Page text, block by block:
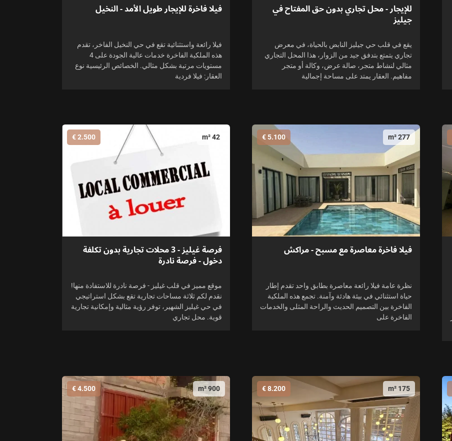
للإيجار - محل تجاري بدون حق المفتاح في
جيليز
يقع في قلب حي جيليز النابض بالحياة، في معرض
تجاري يتمتع بتدفق جيد من الزوار، هذا المحل التجاري
مثالي لنشاط متجر، صالة عرض، وكالة أو متجر
مفاهيم. العقار يمتد على مساحة إجمالية
فيلا فاخرة للإيجار طويل الأمد - النخيل
فيلا رائعة واستثنائية تقع في حي النخيل الفاخر، تقدم
هذه الملكية الفاخرة خدمات عالية الجودة على 4
مستويات مرتبة بشكل مثالي. الخصائص الرئيسية نوع
العقار: فيلا فردية
277 m²
5.100 €
فيلا فاخرة معاصرة مع مسبح - مراكش
نظرة عامة فيلا رائعة معاصرة بطابق واحد تقدم إطار
حياة استثنائي في بيئة هادئة وآمنة. تجمع هذه الملكية
الفاخرة بين التصميم الحديث والراحة المثلى والخدمات
الفاخرة على
42 m²
2.500 €
فرصة غيليز - 3 محلات تجارية بدون تكلفة
دخول - فرصة نادرة
موقع مميز في قلب غيليز - فرصة نادرة للاستفادة منها!
نقدم لكم ثلاثة مساحات تجارية تقع بشكل استراتيجي
في حي غيليز الشهير، توفر رؤية مثالية وإمكانية تجارية
قوية. محل تجاري
175 m²
8.200 €
900 m²
4.500 €